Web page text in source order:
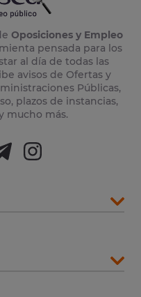
Oposiciones y Empleo
pensada para los
al día de todas las
avisos de Ofertas y
Públicas,
plazos de instancias,
mucho más.